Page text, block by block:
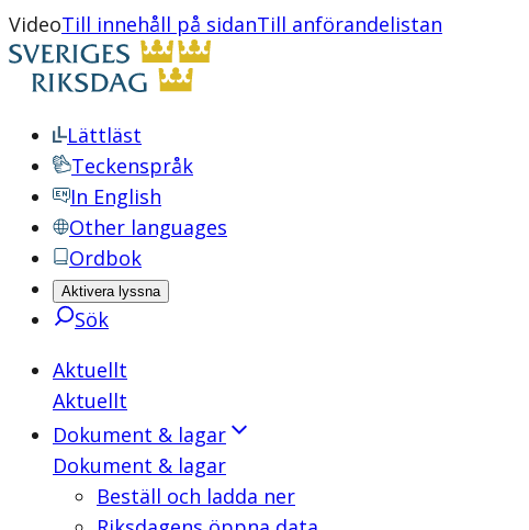
VideoTill innehåll på sidanTill anförandelistan
Lättläst
Teckenspråk
In English
Other languages
Ordbok
Aktivera lyssna
Sök
Aktuellt
Aktuellt
Dokument & lagar
Dokument & lagar
Beställ och ladda ner